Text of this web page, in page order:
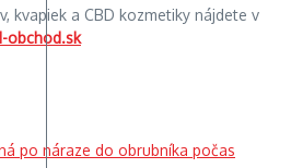
kvapiek a CBD kozmetiky nájdete v
obchod.sk